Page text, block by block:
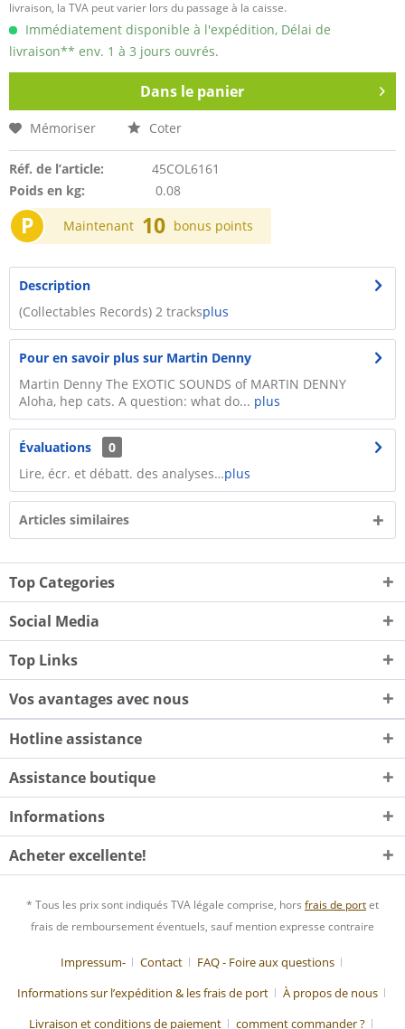
livraison, la TVA peut varier lors du passage à la caisse.
Immédiatement disponible à l'expédition, Délai de
livraison** env. 1 à 3 jours ouvrés.
Dans le panier
Mémoriser Coter
Réf. de l’article:
45COL6161
Poids en kg:
0.08
P Maintenant 10 bonus points
Description
(Collectables Records) 2 tracksplus
Pour en savoir plus sur Martin Denny
Martin Denny The EXOTIC SOUNDS of MARTIN DENNY
Aloha, hep cats. A question: what do... plus
Évaluations
0
Lire, écr. et débatt. des analyses…plus
Articles similaires
Top Categories
Social Media
Top Links
Vos avantages avec nous
Hotline assistance
Assistance boutique
Informations
Acheter excellente!
* Tous les prix sont indiqués TVA légale comprise, hors frais de portet
frais de remboursement éventuels, sauf mention expresse contraire
Impressum- Contact
FAQ - Foire aux questions
Informations sur l’expédition & les frais de port
À propos de nous
Livraison et conditions de paiement
comment commander ?